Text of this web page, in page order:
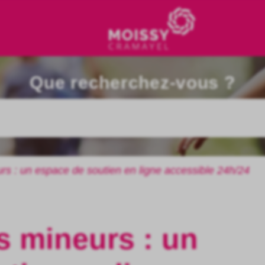
Que recherchez-vous ?
: un espace de soutien en ligne accessible 24h/24
mineurs : un